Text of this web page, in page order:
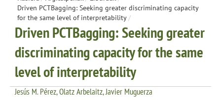
Driven PCTBagging: Seeking greater discriminating capacity
for the same level of interpretability/
Driven PCTBagging: Seeking greater
discriminating capacity for the same
level of interpretability
Jesús M. Pérez, Olatz Arbelaitz, Javier Muguerza